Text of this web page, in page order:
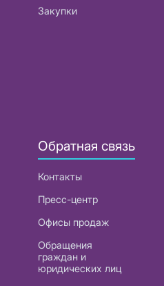
Закупки
Обратная связь
Контакты
Пресс-центр
Офисы продаж
Обращения
граждан и
юридических лиц